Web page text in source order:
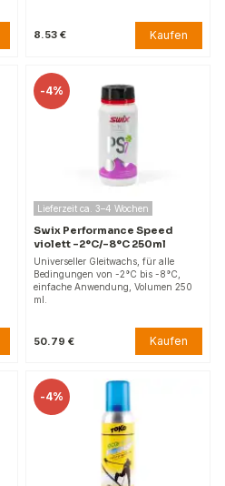
8.53 € Kaufen
-4%
Lieferzeit ca. 3–4 Wochen
Swix Performance Speed
violett -2°C/-8°C 250ml
Universeller Gleitwachs, für alle
Bedingungen von -2°C bis -8°C,
einfache Anwendung, Volumen 250
ml.
50.79 € Kaufen
-4%